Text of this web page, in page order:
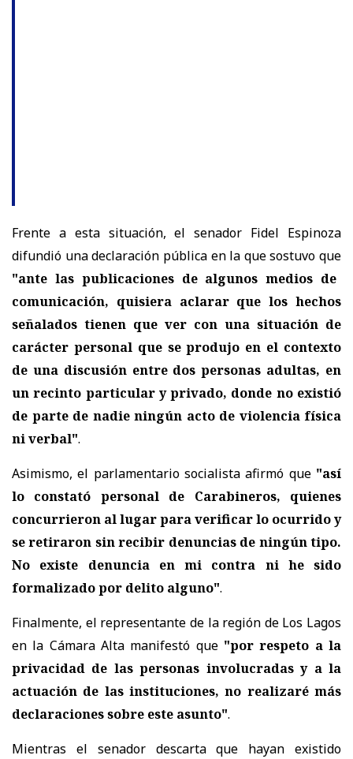
Frente a esta situación, el senador Fidel Espinoza
difundió una declaración pública en la que sostuvo que
"ante las publicaciones de algunos medios de
comunicación, quisiera aclarar que los hechos
señalados tienen que ver con una situación de
carácter personal que se produjo en el contexto
de una discusión entre dos personas adultas, en
un recinto particular y privado, donde no existió
de parte de nadie ningún acto de violencia física
ni verbal".
Asimismo, el parlamentario socialista afirmó que "así
lo constató personal de Carabineros, quienes
concurrieron al lugar para verificar lo ocurrido y
se retiraron sin recibir denuncias de ningún tipo.
No existe denuncia en mi contra ni he sido
formalizado por delito alguno".
Finalmente, el representante de la región de Los Lagos
en la Cámara Alta manifestó que "por respeto a la
privacidad de las personas involucradas y a la
actuación de las instituciones, no realizaré más
declaraciones sobre este asunto".
Mientras el senador descarta que hayan existido